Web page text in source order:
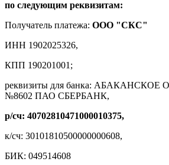
по следующим реквизитам:
Получатель платежа: ООО "СКС"
ИНН 1902025326,
КПП 190201001;
реквизиты для банка:
№8602 ПАО СБЕРБАНК,
р/cч: 40702810471000010375,
к/сч: 30101810500000000608,
БИК: 049514608